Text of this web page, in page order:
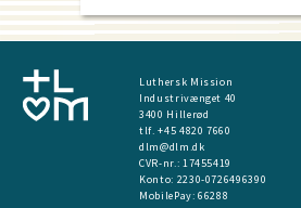
Luthersk Mission
Industrivænget 40
3400 Hillerød
tlf. +45 4820 7660
dlm@dlm.dk
CVR-nr.: 17455419
​Konto: 2230-0726496390
MobilePay:66288